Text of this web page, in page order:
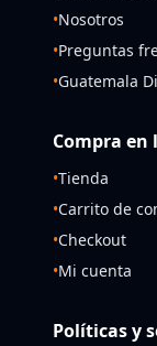
•Nosotros
•Preguntas
•Guatemala
Compra en
•Tienda
•Carrito de
•Checkout
•Mi cuenta
Políticas y